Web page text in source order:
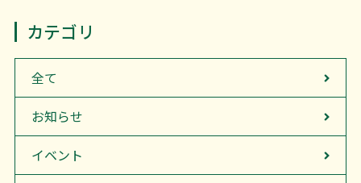
カテゴリ
全て
お知らせ
イベント